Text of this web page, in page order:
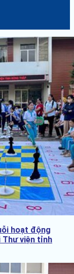
hoạt động
Thư viện tỉnh